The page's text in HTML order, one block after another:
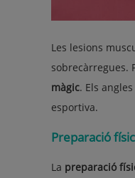
Les lesions
sobrecàrregues.
màgic. Els
esportiva.
Preparació
La preparació